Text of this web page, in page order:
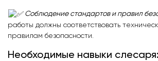
Соблюдение стандартов и правил
работы должны соответствовать
правилам безопасности.
Необходимые навыки слесаря: